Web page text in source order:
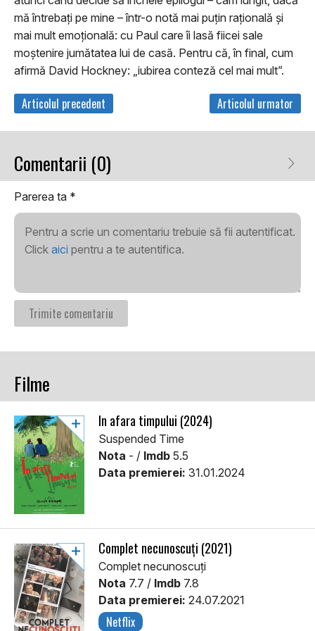
mă întrebați pe mine – într-o notă mai puțin rațională și
mai mult emoțională: cu Paul care îi lasă fiicei sale
moștenire jumătatea lui de casă. Pentru că, în final, cum
afirmă David Hockney: „iubirea conteză cel mai mult”.
Articolul precedent Articolul urmator
Comentarii (0)
Parerea ta *
Pentru a scrie un comentariu trebuie să fii autentificat.
Click aici pentru a te autentifica.
Filme
În afara timpului (2024)
Suspended Time
Nota - / Imdb 5.5
Data premierei: 31.01.2024
Complet necunoscuți (2021)
Complet necunoscuți
Nota 7.7 / Imdb 7.8
Data premierei: 24.07.2021
Netflix